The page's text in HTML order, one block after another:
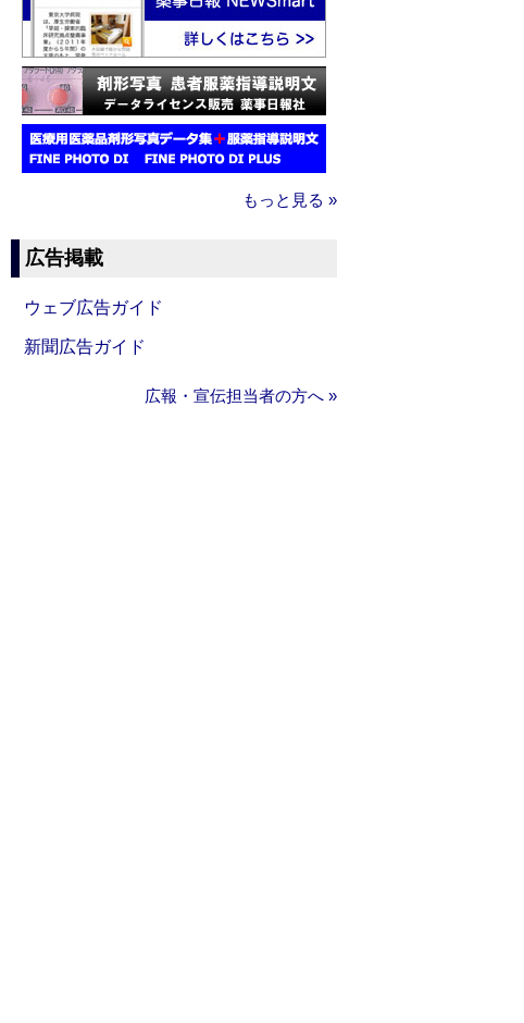
もっと見る »
広告掲載
ウェブ広告ガイド
新聞広告ガイド
広報・宣伝担当者の方へ »